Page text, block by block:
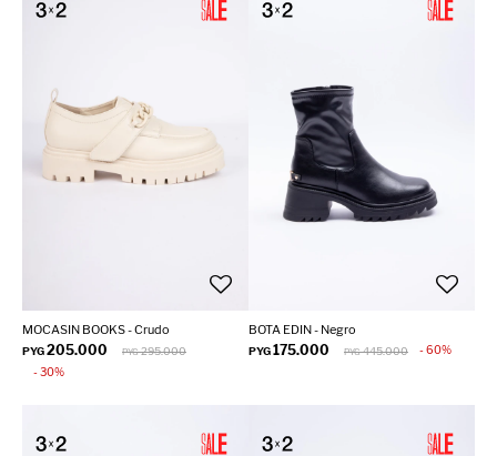
MOCASIN BOOKS - Crudo
PYG205.000 PYG 295.000
30
BOTA EDIN - Negro
PYG175.000 PYG 445.000 60